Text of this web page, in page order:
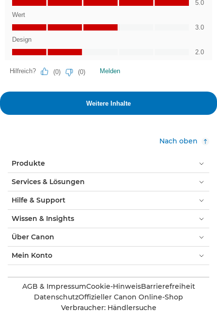
Nach oben
Produkte
Services & Lösungen
Hilfe & Support
Wissen & Insights
Über Canon
Mein Konto
AGB & ImpressumCookie-HinweisBarrierefreiheit
DatenschutzOffizieller Canon Online-Shop
Verbraucher: Händlersuche